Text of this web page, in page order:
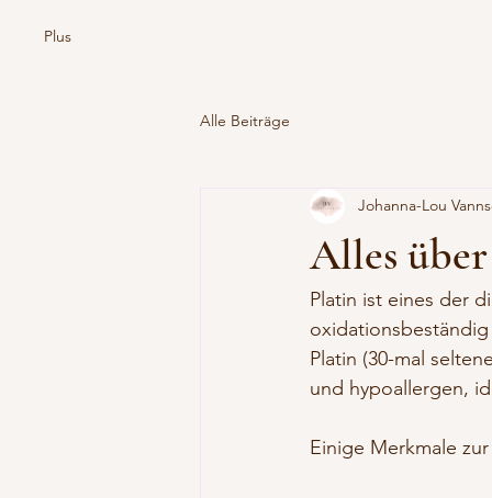
Plus
Alle Beiträge
Alles
Johanna-Lou
Platin ist eines der
Platin (30-mal
und hypoallergen,
Einige Merkmale